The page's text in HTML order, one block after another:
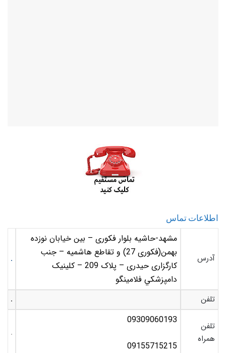
اطلاعات تماس
آدرس
مشهد-حاشیه بلوار فکوری – بین خیابان نوزده
بهمن(فکوری 27) و تقاطع هاشمیه – جنب
کارگزاری حیدری – پلاک 209 – کلينيک
دامپزشکي فلامينگو
تلفن
تلفن
همراه
09309060193
09155715215